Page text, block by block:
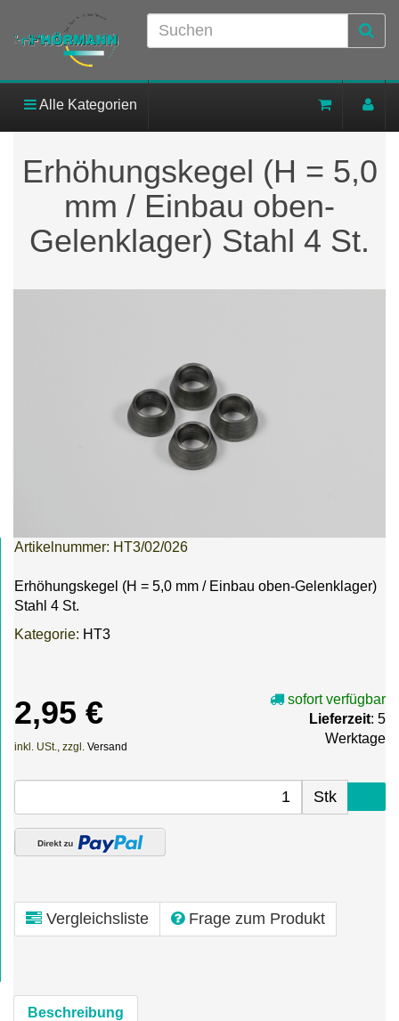
Alle Kategorien
Erhöhungskegel (H = 5,0
mm / Einbau oben-
Gelenklager) Stahl 4 St.
Artikelnummer: HT3/02/026
Erhöhungskegel (H = 5,0 mm / Einbau oben-Gelenklager)
Stahl 4 St.
Kategorie: HT3
2,95 €
inkl. USt., zzgl. Versand
sofort verfügbar
Lieferzeit: 5
Werktage
Stk
Vergleichsliste Frage zum Produkt
Beschreibung